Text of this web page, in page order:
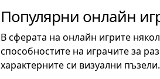
Популярни онлайн
В сферата на онлайн игрите
способностите на играчите за
характерните си визуални пъзели.